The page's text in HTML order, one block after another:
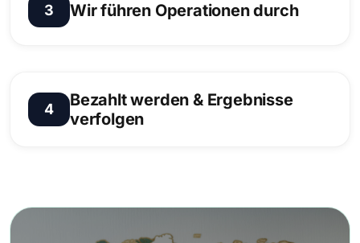
an. Wir bestätigen die Anforderungen und die
nächsten Schritte.
3 Wir führen Operationen durch
darum und informiert Sie über den aktuellen
Stand.
4
Bezahlt werden & Ergebnisse
verfolgen
minimalem Zeitaufwand für Sie.